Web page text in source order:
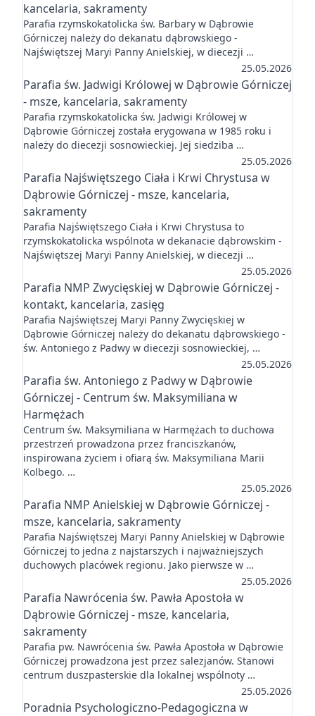
kancelaria, sakramenty
Parafia rzymskokatolicka św. Barbary w Dąbrowie
Górniczej należy do dekanatu dąbrowskiego -
Najświętszej Maryi Panny Anielskiej, w diecezji …
25.05.2026
Parafia św. Jadwigi Królowej w Dąbrowie Górniczej
- msze, kancelaria, sakramenty
Parafia rzymskokatolicka św. Jadwigi Królowej w
Dąbrowie Górniczej została erygowana w 1985 roku i
należy do diecezji sosnowieckiej. Jej siedziba …
25.05.2026
Parafia Najświętszego Ciała i Krwi Chrystusa w
Dąbrowie Górniczej - msze, kancelaria,
sakramenty
Parafia Najświętszego Ciała i Krwi Chrystusa to
rzymskokatolicka wspólnota w dekanacie dąbrowskim -
Najświętszej Maryi Panny Anielskiej, w diecezji …
25.05.2026
Parafia NMP Zwycięskiej w Dąbrowie Górniczej -
kontakt, kancelaria, zasięg
Parafia Najświętszej Maryi Panny Zwycięskiej w
Dąbrowie Górniczej należy do dekanatu dąbrowskiego -
św. Antoniego z Padwy w diecezji sosnowieckiej, …
25.05.2026
Parafia św. Antoniego z Padwy w Dąbrowie
Górniczej - Centrum św. Maksymiliana w
Harmężach
Centrum św. Maksymiliana w Harmężach to duchowa
przestrzeń prowadzona przez franciszkanów,
inspirowana życiem i ofiarą św. Maksymiliana Marii
Kolbego. …
25.05.2026
Parafia NMP Anielskiej w Dąbrowie Górniczej -
msze, kancelaria, sakramenty
Parafia Najświętszej Maryi Panny Anielskiej w Dąbrowie
Górniczej to jedna z najstarszych i najważniejszych
duchowych placówek regionu. Jako pierwsze w …
25.05.2026
Parafia Nawrócenia św. Pawła Apostoła w
Dąbrowie Górniczej - msze, kancelaria,
sakramenty
Parafia pw. Nawrócenia św. Pawła Apostoła w Dąbrowie
Górniczej prowadzona jest przez salezjanów. Stanowi
centrum duszpasterskie dla lokalnej wspólnoty …
25.05.2026
Poradnia Psychologiczno-Pedagogiczna w